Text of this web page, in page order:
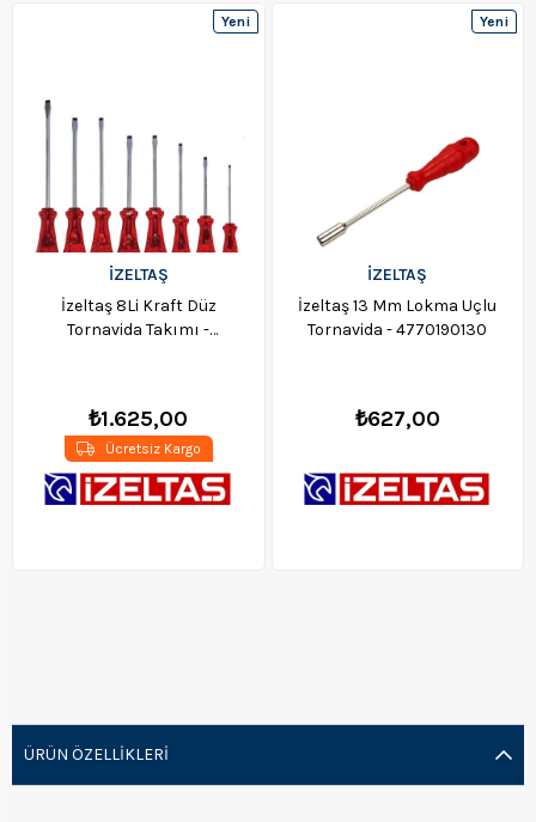
İZELTAŞ
İzeltaş 8Li Kraft Düz
Tornavida Takımı -
₺1.625,00
Ücretsiz Kargo
Yeni
İZELTAŞ
İzeltaş 13 Mm Lokma Uçlu
Tornavida - 4770190130
₺627,00
Yeni
ÜRÜN ÖZELLIKLERI